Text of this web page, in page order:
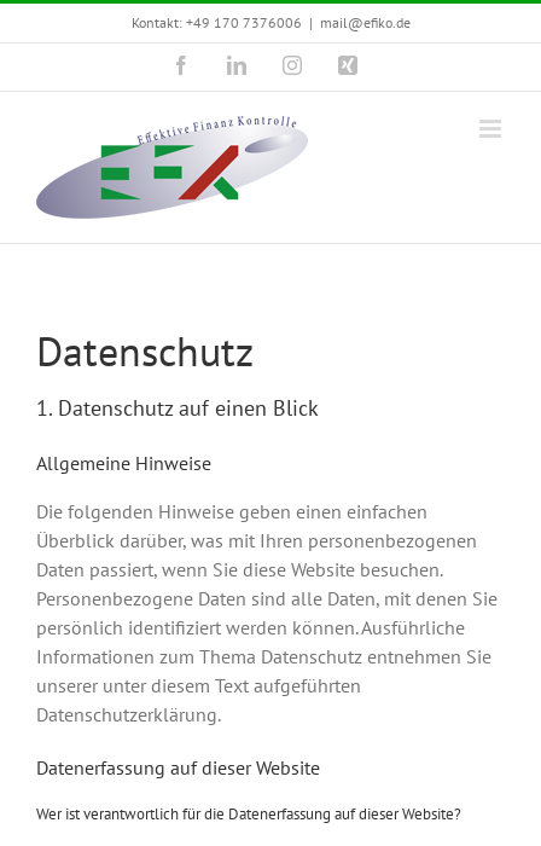
Zum
Kontakt: +49 170 7376006 | mail@efiko.de
FacebookLinkedInInstagram
Datenschutz
1. Datenschutz auf einen Blick
Allgemeine Hinweise
Die folgenden Hinweise geben einen einfachen
Überblick darüber, was mit Ihren personenbezogenen
Daten passiert, wenn Sie diese Website besuchen.
Personenbezogene Daten sind alle Daten, mit denen Sie
persönlich identifiziert werden können. Ausführliche
Informationen zum Thema Datenschutz entnehmen Sie
unserer unter diesem Text aufgeführten
Datenschutzerklärung.
Datenerfassung auf dieser Website
Wer ist verantwortlich für die Datenerfassung auf dieser Website?